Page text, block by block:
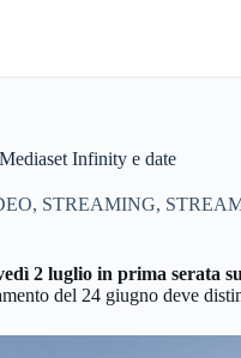
Infinity e date
, STREAMING,
2 luglio in prima serata
del 24 giugno deve